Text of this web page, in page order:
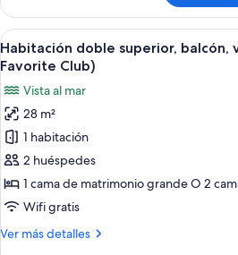
superior,
balcón,
vistas
al
Abrir
todas
fotos
de
Habitación
doble
superior,
balcón,
al
Un
5
Habitación doble superior, balcón,
Favorite Club)
Vista al mar
28 m²
1 habitación
2 huéspedes
1 cama de matrimonio grande O 2
Wifi gratis
Ver más detalles
Más